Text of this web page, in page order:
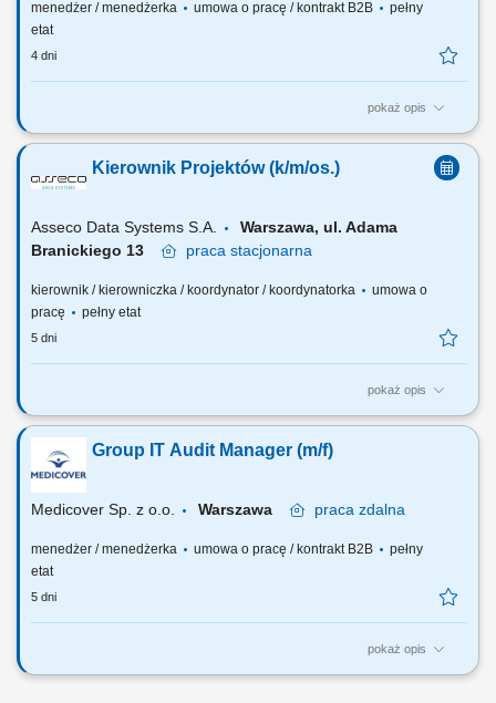
menedżer / menedżerka umowa o pracę / kontrakt B2B
pełny
etat
4 dni
pokaż opis
Zakres obowiązków: Samodzielne prowadzenie złożonych projektów i
Przygotowanie business case i uzasadnień projektowych we
współpracy z biznesem. Koordynacja zespołów projektowych oraz
Kierownik Projektów (k/m/os.)
Asseco Data Systems S.A.
Warszawa, ul. Adama
Branickiego 13
praca stacjonarna
kierownik / kierowniczka / koordynator / koordynatorka
umowa o
pracę
pełny etat
5 dni
pokaż opis
Zadania: samodzielne, skuteczne i kompleksowe zarządzanie
projektem (dokumentacja, zakres, budżet, zasoby, ryzyka),
odpowiedzialność za opracowanie harmonogramu realizacji projektu i
wdrażanie planu działań, reprezentowanie Firmy wobec klienta,
podwykonawców, instytucji zewnętrznych,...
Group IT Audit Manager (m/f)
Medicover Sp. z o.o. Warszawa praca zdalna
menedżer / menedżerka umowa o pracę / kontrakt B2B
pełny
etat
5 dni
pokaż opis
Your responsibilities:​ Developing IT audit function and its’